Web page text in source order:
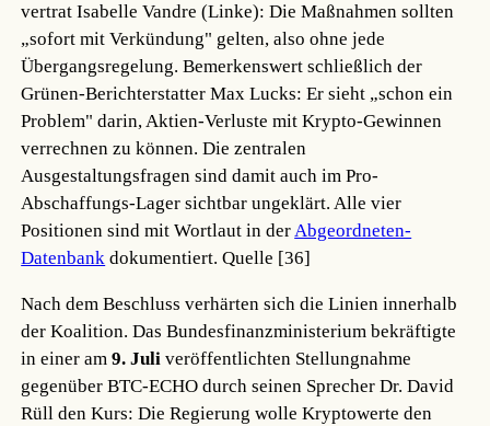
vertrat Isabelle Vandre (Linke): Die Maßnahmen sollten
„sofort mit Verkündung" gelten, also ohne jede
Übergangsregelung. Bemerkenswert schließlich der
Grünen-Berichterstatter Max Lucks: Er sieht „schon ein
Problem" darin, Aktien-Verluste mit Krypto-Gewinnen
verrechnen zu können. Die zentralen
Ausgestaltungsfragen sind damit auch im Pro-
Abschaffungs-Lager sichtbar ungeklärt. Alle vier
Positionen sind mit Wortlaut in derAbgeordneten-
Datenbank dokumentiert.Quelle [36]
Nach dem Beschluss verhärten sich die Linien innerhalb
der Koalition. Das Bundesfinanzministerium bekräftigte
in einer am9. Juli veröffentlichten Stellungnahme
gegenüber BTC-ECHO durch seinen Sprecher Dr. David
Rüll den Kurs: Die Regierung wolle Kryptowerte den